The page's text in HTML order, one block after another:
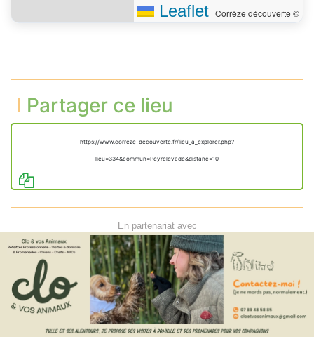
Leaflet | Corrèze découverte ©
Partager ce lieu
https://www.correze-decouverte.fr/lieu_a_explorer.php?
lieu=334&commun=Peyrelevade&distanc=10
En partenariat avec